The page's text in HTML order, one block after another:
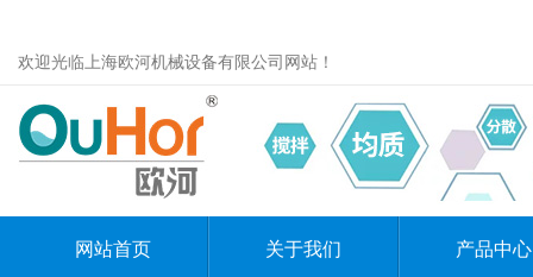
欢迎光临上海欧河机械设备有限公司网站！
网站首页 关于我们 产品中心